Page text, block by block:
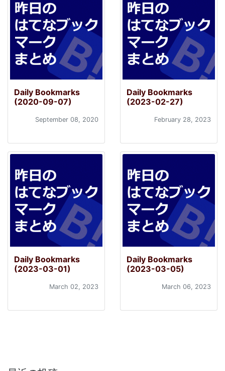
Daily Bookmarks
(2020-09-07)
September 08, 2020
Daily Bookmarks
(2023-02-27)
February 28, 2023
Daily Bookmarks
(2023-03-01)
March 02, 2023
Daily Bookmarks
(2023-03-05)
March 06, 2023